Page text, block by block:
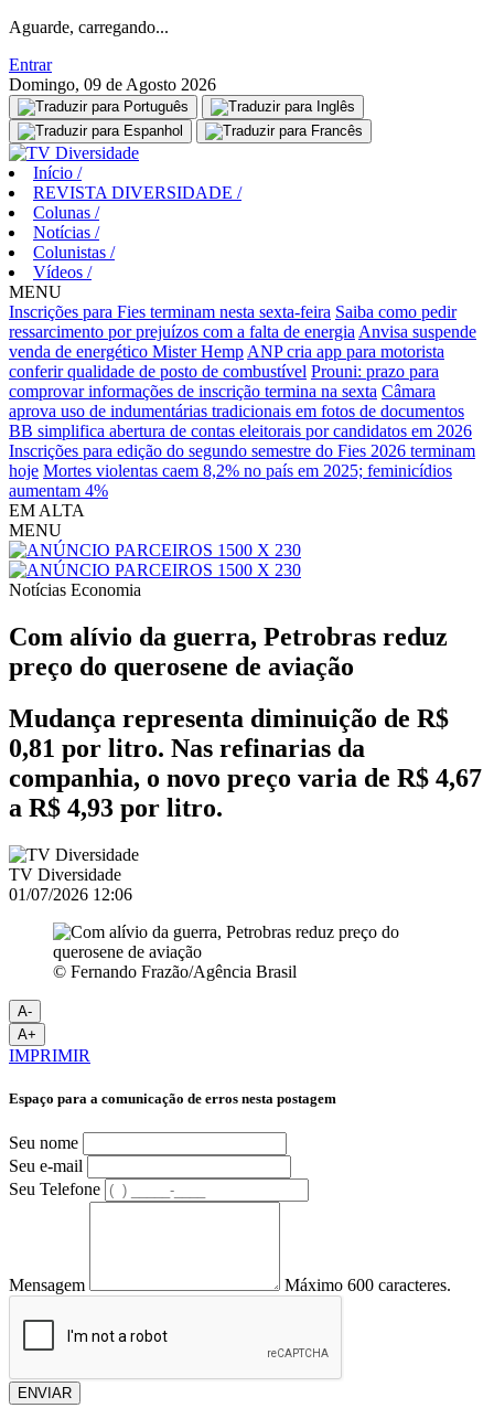
Aguarde, carregando...
Entrar
Domingo, 09 de Agosto 2026
Início /
REVISTA DIVERSIDADE /
Colunas /
Notícias /
Colunistas /
Vídeos /
MENU
Inscrições para Fies terminam nesta sexta-feira Saiba como pedir
ressarcimento por prejuízos com a falta de energia Anvisa suspende
venda de energético Mister Hemp ANP cria app para motorista
conferir qualidade de posto de combustível Prouni: prazo para
comprovar informações de inscrição termina na sexta Câmara
aprova uso de indumentárias tradicionais em fotos de documentos
BB simplifica abertura de contas eleitorais por candidatos em 2026
Inscrições para edição do segundo semestre do Fies 2026 terminam
hoje Mortes violentas caem 8,2% no país em 2025; feminicídios
aumentam 4%
EM ALTA
MENU
Notícias Economia
Com alívio da guerra, Petrobras reduz
preço do querosene de aviação
Mudança representa diminuição de R$
0,81 por litro. Nas refinarias da
companhia, o novo preço varia de R$ 4,67
a R$ 4,93 por litro.
TV Diversidade
01/07/2026 12:06
© Fernando Frazão/Agência Brasil
A-
A+
IMPRIMIR
Espaço para a comunicação de erros nesta postagem
Seu nome
Seu e-mail
Seu Telefone
Mensagem Máximo 600 caracteres.
ENVIAR